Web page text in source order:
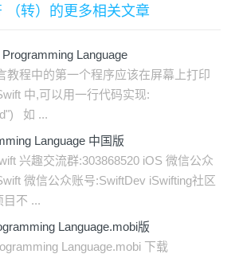
（转）的更多相关文章
Language
教程中的第一个程序应该在屏幕上打印
中,可以用一行代码实现:
如 ...
Language 中国版
兴趣交流群:303868520 iOS 微信公众
微信公众账号:SwiftDev iSwifting社区
目不 ...
Language.mobi版
Language.mobi 下载